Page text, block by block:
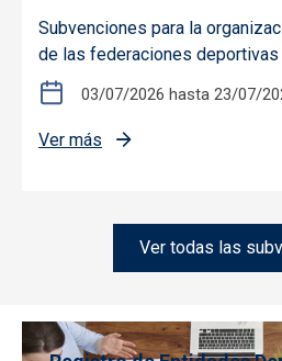
2024
Subvenciones para la
de las federaciones deportivas
03/07/2026 hasta 23/07/
Ver más sobre Subvenciones
Ver todas las